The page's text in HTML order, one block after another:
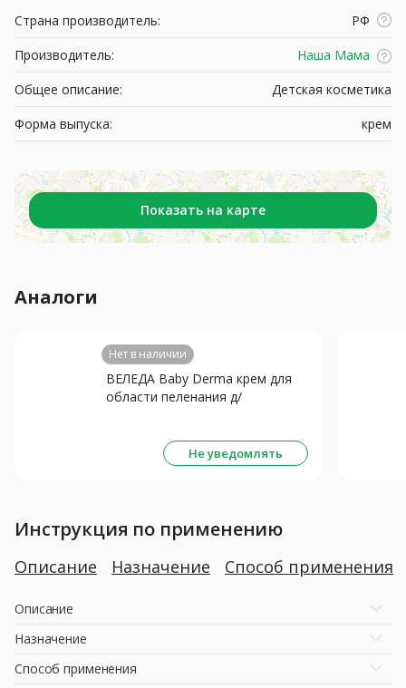
Страна производитель:
РФ
Производитель:
Наша Мама
Общее описание:
Детская косметика
Форма выпуска:
крем
Показать на карте
Аналоги
Нет в наличии
ВЕЛЕДА Baby Derma крем для
области пеленания д/
Не уведомлять
Инструкция по применению
Описание Назначение Способ применения
Описание
Назначение
Способ применения